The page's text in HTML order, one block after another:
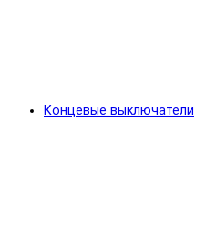
Концевые выключатели